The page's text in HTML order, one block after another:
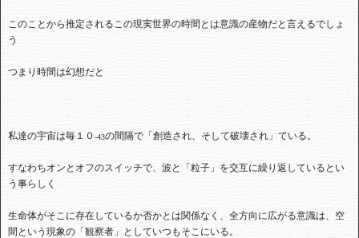
このことから推定されるこの現実世界の時間とは意識の産物だと言えるでしょ
う
つまり時間は幻想だと
私達の宇宙は毎１０-43の間隔で「創造され、そして破壊され」ている。
すなわちオンとオフのスイッチで、波と「粒子」を交互に繰り返しているとい
う事らしく
生命体がそこに存在しているか否かとは関係なく、全方向に広がる意識は、空
間という現象の「観察者」としていつもそこにいる。